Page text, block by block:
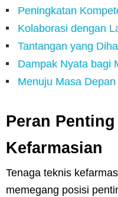
Peningkatan
Kolaborasi dengan
Tantangan yang
Dampak Nyata bagi
Menuju Masa
Peran
Kefarmasian
Tenaga teknis
memegang posisi